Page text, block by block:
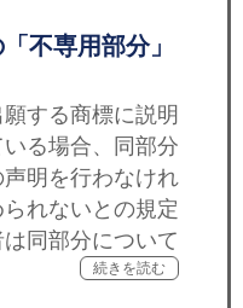
不専用部分」
する商標に説明
る場合、同部分
明を行わなけれ
れないとの規定
同部分について
続きを読む